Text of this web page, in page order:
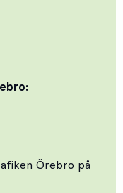
Örebro på